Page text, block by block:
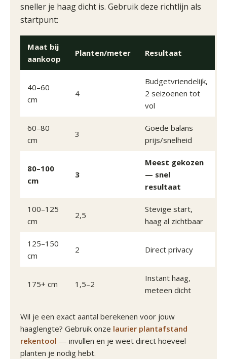
sneller je haag dicht is. Gebruik deze richtlijn als
startpunt:
Maat bij
aankoop
Planten/meter Resultaat
40–60
cm
4
Budgetvriendelijk,
2 seizoenen tot
vol
60–80
cm
3
Goede balans
prijs/snelheid
80–100
cm
3
Meest gekozen
— snel
resultaat
100–125
cm
2,5
Stevige start,
haag al zichtbaar
125–150
cm
2 Direct privacy
175+ cm 1,5–2
Instant haag,
meteen dicht
Wil je een exact aantal berekenen voor jouw
haaglengte? Gebruik onze laurier plantafstand
rekentool — invullen en je weet direct hoeveel
planten je nodig hebt.